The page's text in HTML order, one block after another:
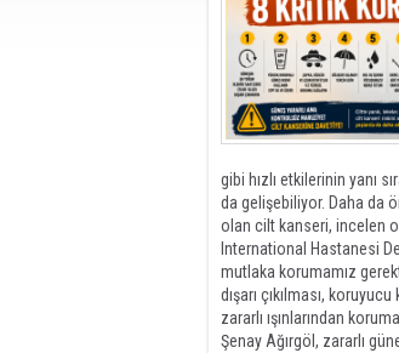
gibi hızlı etkilerinin yanı
da gelişebiliyor. Daha da
olan cilt kanseri, incelen
International Hastanesi
mutlaka korumamız
dışarı çıkılması,
zararlı ışınlarından
Şenay Ağırgöl, zararlı